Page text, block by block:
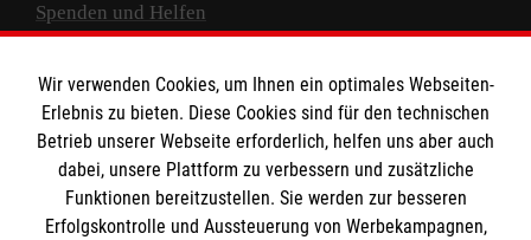
Spenden und Helfen
Empfänger: Malteser Hilfsdienst e.V.
IBAN: DE10 3706 0120 1201 2000 12
BIC: GENODED 1PA7
Wir verwenden Cookies, um Ihnen ein optimales Webseiten-
Erlebnis zu bieten. Diese Cookies sind für den technischen
Betrieb unserer Webseite erforderlich, helfen uns aber auch
dabei, unsere Plattform zu verbessern und zusätzliche
Funktionen bereitzustellen. Sie werden zur besseren
Erfolgskontrolle und Aussteuerung von Werbekampagnen,